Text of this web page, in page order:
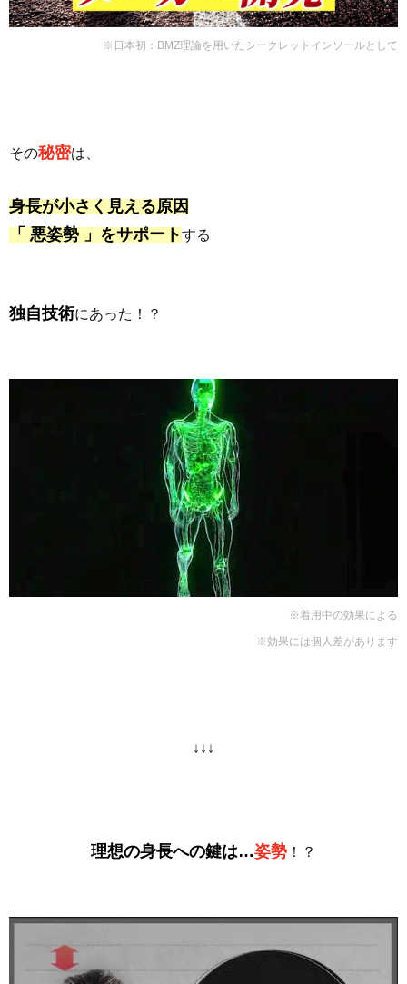
※日本初：BMZ理論を用いたシークレットインソールとして
その秘密は、
身長が小さく見える原因
「 悪姿勢 」をサポートする
独自技術にあった！？
※着用中の効果による
※効果には個人差があります
↓↓↓
理想の身長への鍵は…姿勢 ！？